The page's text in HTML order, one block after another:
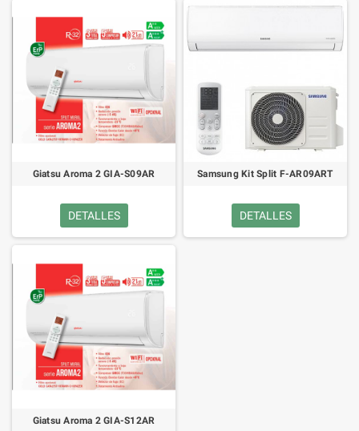
Giatsu Aroma 2 GIA-S09AR
DETALLES
Samsung Kit Split F-AR09ART
DETALLES
Giatsu Aroma 2 GIA-S12AR